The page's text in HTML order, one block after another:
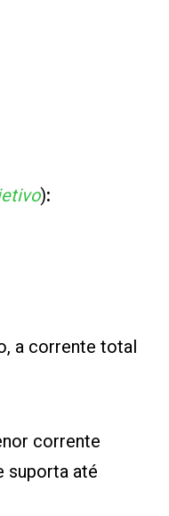
):
a corrente total
corrente
suporta até